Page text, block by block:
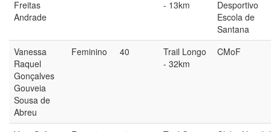
Freitas
Andrade
- 13km
Desportivo
Escola de
Santana
Vanessa
Raquel
Gonçalves
Gouveia
Sousa de
Abreu
Feminino 40
Trail Longo
- 32km
CMoF